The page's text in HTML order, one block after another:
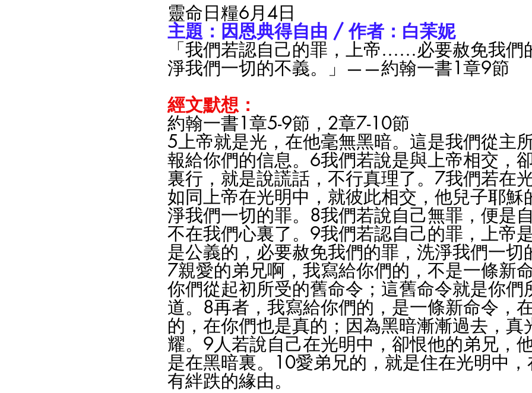
靈命日糧6月4日
主題：因恩典得自由 / 作者：白苿妮
「我們若認自己的罪，上帝……必要赦免我們
淨我們一切的不義。」——約翰一書1章9節
經文默想：
約翰一書1章5-9節，2章7-10節
5上帝就是光，在他毫無黑暗。這是我們從主
報給你們的信息。6我們若說是與上帝相交，
裏行，就是說謊話，不行真理了。7我們若在
如同上帝在光明中，就彼此相交，他兒子耶穌
淨我們一切的罪。8我們若說自己無罪，便是
不在我們心裏了。9我們若認自己的罪，上帝
是公義的，必要赦免我們的罪，洗淨我們一切
7親愛的弟兄啊，我寫給你們的，不是一條新
你們從起初所受的舊命令；這舊命令就是你們
道。8再者，我寫給你們的，是一條新命令，
的，在你們也是真的；因為黑暗漸漸過去，真
耀。9人若說自己在光明中，卻恨他的弟兄，
是在黑暗裏。10愛弟兄的，就是住在光明中
有絆跌的緣由。